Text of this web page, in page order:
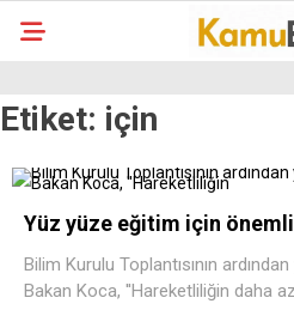
Etiket: için
Yüz yüze eğitim için
Bilim Kurulu Toplantısının
Bakan Koca, ''Hareketliliğin daha